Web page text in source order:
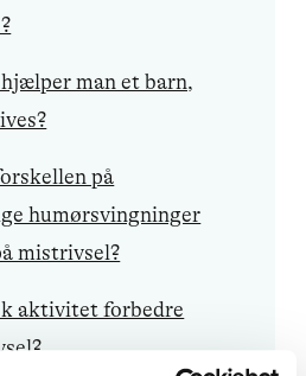
man et barn,
på
humørsvingninger
mistrivsel?
aktivitet forbedre